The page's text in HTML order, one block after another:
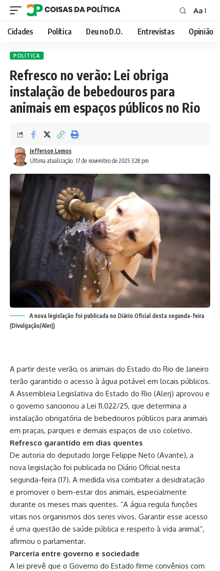
Font
Resizer
Aa
Cidades Política Deu no D.O. Entrevistas Opinião
POLÍTICA
Refresco no verão: Lei obriga
instalação de bebedouros para
animais em espaços públicos no Rio
Última atualização: 17 de novembro de 2025 3:28 pm
Jefferson Lemos
A nova legislação foi publicada no Diário Oficial desta segunda-feira
(Divulgação/Alerj)
A partir deste verão, os animais do Estado do Rio de Janeiro
terão garantido o acesso à água potável em locais públicos.
A Assembleia Legislativa do Estado do Rio (Alerj) aprovou e
o governo sancionou a Lei 11.022/25, que determina a
instalação obrigatória de bebedouros públicos para animais
em praças, parques e demais espaços de uso coletivo.
Refresco garantido em dias quentes
De autoria do deputado Jorge Felippe Neto (Avante), a
nova legislação foi publicada no Diário Oficial nesta
segunda-feira (17). A medida visa combater a desidratação
e promover o bem-estar dos animais, especialmente
durante os meses mais quentes. “A água regula funções
vitais nos organismos dos seres vivos. Garantir esse acesso
é uma questão de saúde pública e respeito à vida animal”,
afirmou o parlamentar.
Parceria entre governo e sociedade
A lei prevê que o Governo do Estado firme convênios com